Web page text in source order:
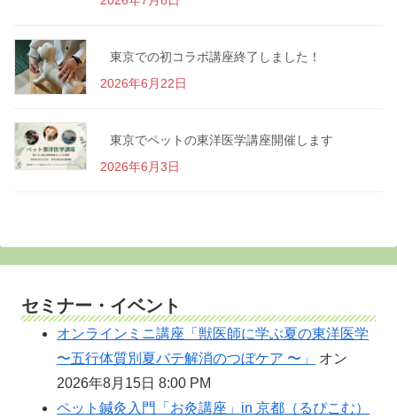
東京での初コラボ講座終了しました！
2026年6月22日
東京でペットの東洋医学講座開催します
2026年6月3日
セミナー・イベント
オンラインミニ講座「獣医師に学ぶ夏の東洋医学
〜五行体質別夏バテ解消のつぼケア 〜」
オン
2026年8月15日 8:00 PM
ペット鍼灸入門「お灸講座」in 京都（るぴこむ）